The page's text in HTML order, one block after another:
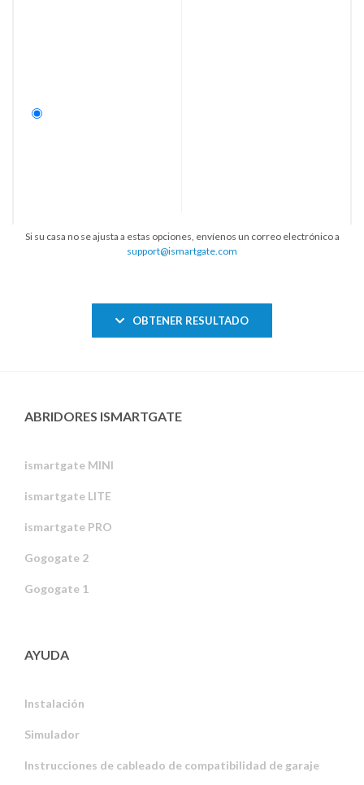
Si su casa no se ajusta a estas opciones, envíenos un correo electrónico a
support@ismartgate.com
OBTENER RESULTADO
ABRIDORES ISMARTGATE
ismartgate MINI
ismartgate LITE
ismartgate PRO
Gogogate 2
Gogogate 1
AYUDA
Instalación
Simulador
Instrucciones de cableado de compatibilidad de garaje